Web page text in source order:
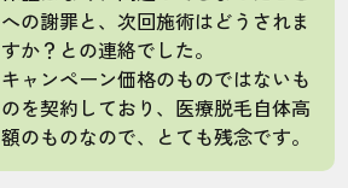
への謝罪と、次回施術はどうされま
すか？との連絡でした。
キャンペーン価格のものではないも
のを契約しており、医療脱毛自体高
額のものなので、とても残念です。